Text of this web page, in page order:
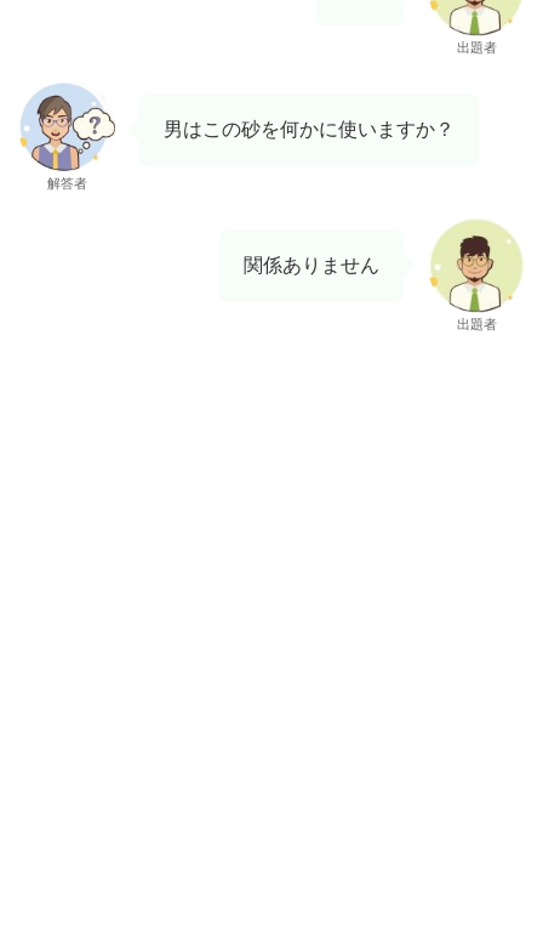
出題者
解答者
男はこの砂を何かに使いますか？
関係ありません
出題者